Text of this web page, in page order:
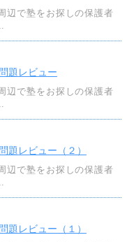
辺で塾をお探しの保護者
題レビュー
辺で塾をお探しの保護者
題レビュー（２）
辺で塾をお探しの保護者
題レビュー（１）